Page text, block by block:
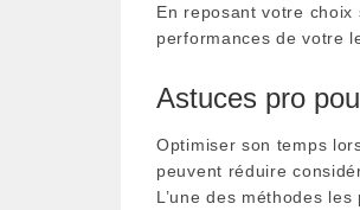
En reposant votre
performances de votre
Astuces pro
Optimiser son temps
peuvent réduire
L’une des méthodes